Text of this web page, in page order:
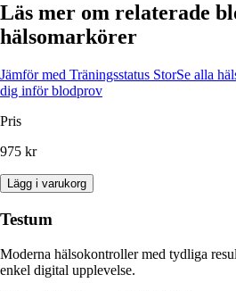
Läs mer om relaterade
hälsomarkörer
Jämför med Träningsstatus StorSe alla
dig inför blodprov
Pris
975 kr
Lägg i varukorg
Testum
Moderna hälsokontroller med tydliga
enkel digital upplevelse.